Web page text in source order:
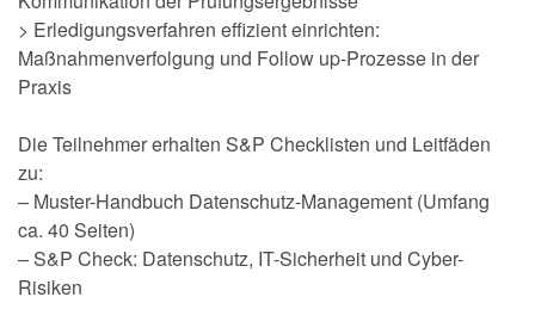
> Erledigungsverfahren effizient einrichten:
Maßnahmenverfolgung und Follow up-Prozesse in der
Praxis
Die Teilnehmer erhalten S&P Checklisten und Leitfäden
zu:
– Muster-Handbuch Datenschutz-Management (Umfang
ca. 40 Seiten)
– S&P Check: Datenschutz, IT-Sicherheit und Cyber-
Risiken